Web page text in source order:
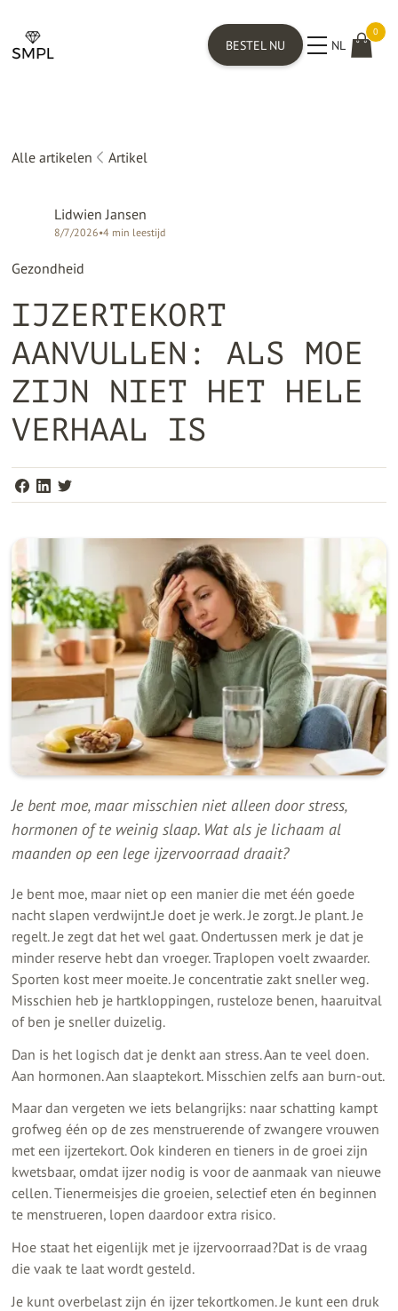
BESTEL NU NL
0
Alle artikelen Artikel
Lidwien Jansen
8/7/2026•4 min leestijd
Gezondheid
IJZERTEKORT
AANVULLEN: ALS MOE
ZIJN NIET HET HELE
VERHAAL IS
Je bent moe, maar misschien niet alleen door stress,
hormonen of te weinig slaap. Wat als je lichaam al
maanden op een lege ijzervoorraad draait?
Je bent moe, maar niet op een manier die met één goede
nacht slapen verdwijnt.Je doet je werk. Je zorgt. Je plant. Je
regelt. Je zegt dat het wel gaat. Ondertussen merk je dat je
minder reserve hebt dan vroeger. Traplopen voelt zwaarder.
Sporten kost meer moeite. Je concentratie zakt sneller weg.
Misschien heb je hartkloppingen, rusteloze benen, haaruitval
of ben je sneller duizelig.
Dan is het logisch dat je denkt aan stress. Aan te veel doen.
Aan hormonen. Aan slaaptekort. Misschien zelfs aan burn-out.
Maar dan vergeten we iets belangrijks: naar schatting kampt
grofweg één op de zes menstruerende of zwangere vrouwen
met een ijzertekort. Ook kinderen en tieners in de groei zijn
kwetsbaar, omdat ijzer nodig is voor de aanmaak van nieuwe
cellen. Tienermeisjes die groeien, selectief eten én beginnen
te menstrueren, lopen daardoor extra risico.
Hoe staat het eigenlijk met je ijzervoorraad?Dat is de vraag
die vaak te laat wordt gesteld.
Je kunt overbelast zijn én ijzer tekortkomen. Je kunt een druk